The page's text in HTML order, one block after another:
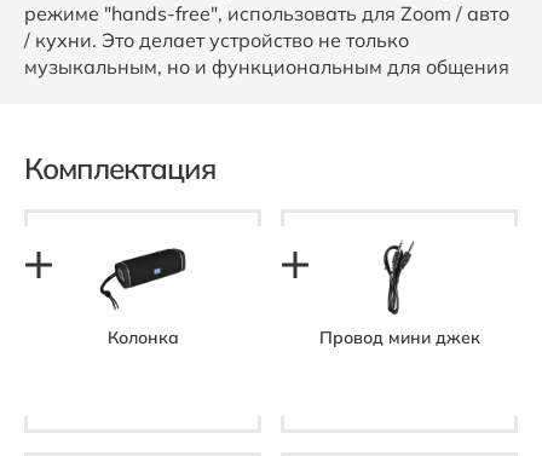
режиме "hands-free", использовать для Zoom / авто
/ кухни. Это делает устройство не только
музыкальным, но и функциональным для общения
Комплектация
Колонка Провод мини джек